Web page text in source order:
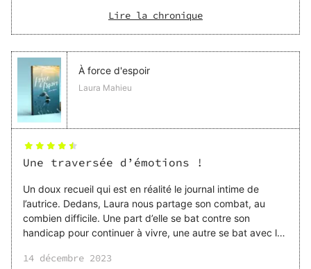
réalisées et qui sont absolument magnifiques ! C’est un
Lire la chronique
À force d'espoir
Laura Mahieu
Une traversée d’émotions !
Un doux recueil qui est en réalité le journal intime de
l’autrice. Dedans, Laura nous partage son combat, au
combien difficile. Une part d’elle se bat contre son
handicap pour continuer à vivre, une autre se bat avec lui
en prose, elle nous confie ses doutes, ses peurs, ses
14 décembre 2023